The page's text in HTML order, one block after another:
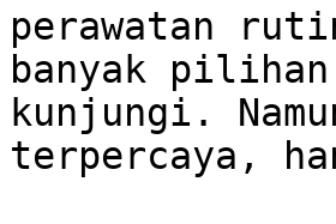
perawatan
banyak
kunjungi.
terpercaya,